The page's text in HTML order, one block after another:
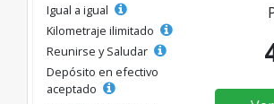
Igual a igual
Kilometraje ilimitado
Reunirse y Saludar
Depósito en efectivo
aceptado